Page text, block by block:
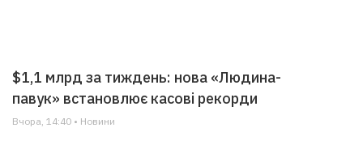
$1,1 млрд за тиждень: нова «Людина-
павук» встановлює касові рекорди
Вчора, 14:40 • Новини